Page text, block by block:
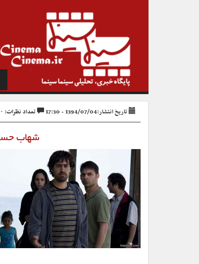
تاریخ انتشار:1394/07/04 - 17:30 تعداد نظرات: ۰ نظر
شهاب